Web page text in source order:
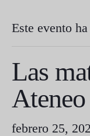
Este evento
Las
Ateneo
febrero 25,